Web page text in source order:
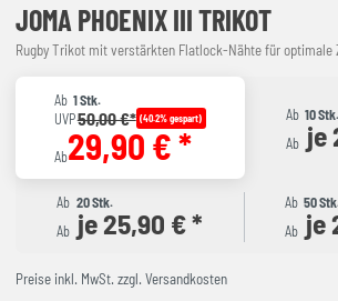
JOMA PHOENIX III TRIKOT
Rugby Trikot mit verstärkten Flatlock-Nähte für optimale
Ab 1 Stk.
UVP50,00 €* (40.2% gespart)
Ab29,90 € *
Ab 10 Stk.
Ab je
Ab 20 Stk.
Ab je 25,90 € *
Ab 50
Ab je
Preise inkl. MwSt. zzgl. Versandkosten